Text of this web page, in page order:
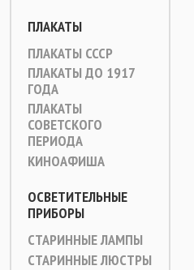
ПЛАКАТЫ
ПЛАКАТЫ СССР
ПЛАКАТЫ ДО 1917
ГОДА
ПЛАКАТЫ
СОВЕТСКОГО
ПЕРИОДА
КИНОАФИША
ОСВЕТИТЕЛЬНЫЕ
ПРИБОРЫ
СТАРИННЫЕ ЛАМПЫ
СТАРИННЫЕ ЛЮСТРЫ